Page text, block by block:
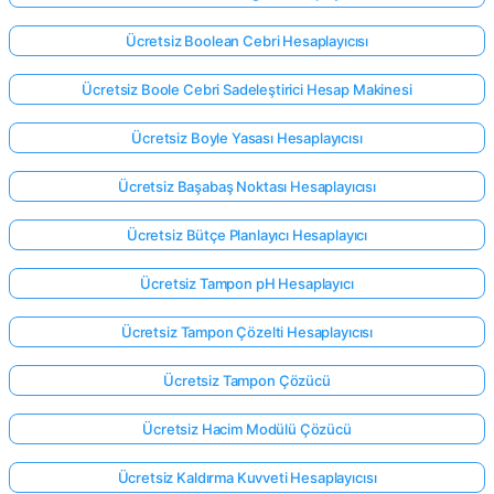
Ücretsiz Boolean Cebri Hesaplayıcısı
Ücretsiz Boole Cebri Sadeleştirici Hesap Makinesi
Ücretsiz Boyle Yasası Hesaplayıcısı
Ücretsiz Başabaş Noktası Hesaplayıcısı
Ücretsiz Bütçe Planlayıcı Hesaplayıcı
Ücretsiz Tampon pH Hesaplayıcı
Ücretsiz Tampon Çözelti Hesaplayıcısı
Ücretsiz Tampon Çözücü
Ücretsiz Hacim Modülü Çözücü
Ücretsiz Kaldırma Kuvveti Hesaplayıcısı